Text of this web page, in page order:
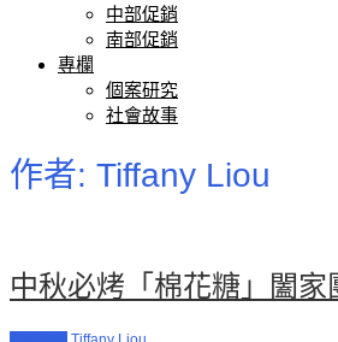
中部促銷
南部促銷
專欄
個案研究
社會故事
作者: Tiffany Liou
中秋必烤「棉花糖」闔家